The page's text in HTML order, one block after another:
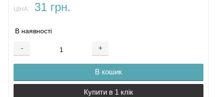
ЦІНА: 31 грн.
В наявності
- +
В кошик
Купити в 1 клік